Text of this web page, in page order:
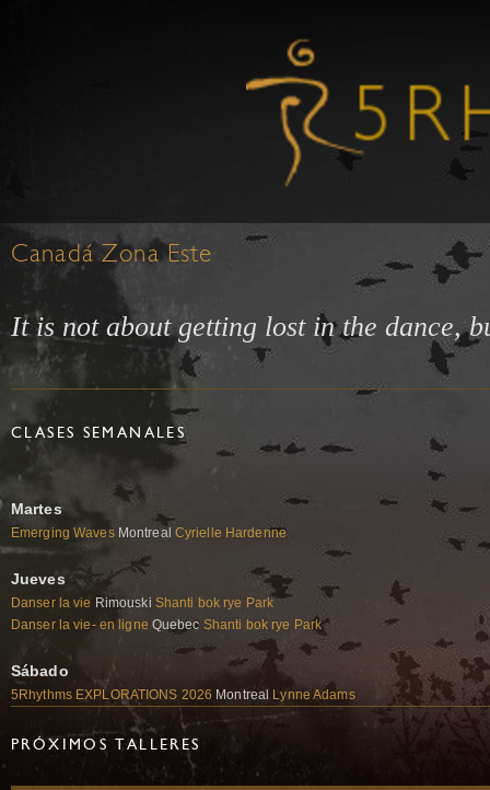
Canadá Zona Este
It is not about getting lost in the dance,
CLASES SEMANALES
Martes
Emerging WavesMontreal Cyrielle Hardenne
Jueves
Danser la vie Rimouski Shanti bok rye Park
Danser la vie- en ligne Quebec Shanti bok rye Park
Sábado
5Rhythms EXPLORATIONS 2026 Montreal Lynne Adams
PRÓXIMOS TALLERES